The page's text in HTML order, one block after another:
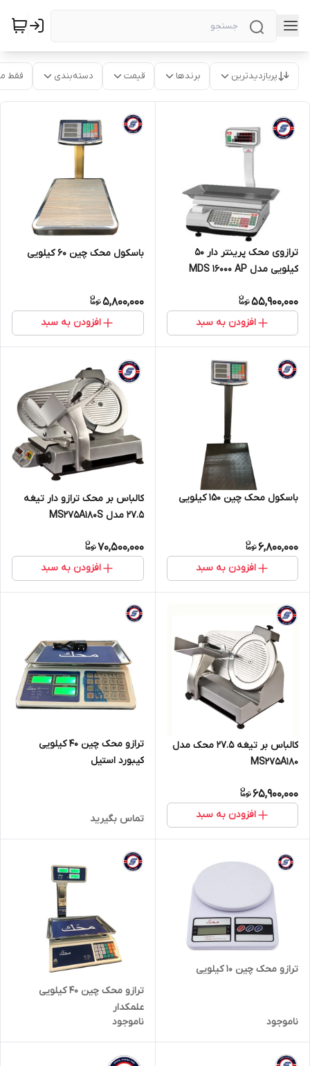
پربازدیدترین برندها قیمت دسته‌بندی فقط
ترازوی محک پرینتر دار 50
کیلویی مدل MDS 16000 AP
55,900,000
افزودن به سبد
باسکول محک چین 60 کیلویی
5,800,000
افزودن به سبد
باسکول محک چین 150 کیلویی
6,800,000
افزودن به سبد
کالباس بر محک ترازو دار تیغه
27.5 مدل MS275A180S
70,500,000
افزودن به سبد
کالباس بر تیغه 27.5 محک مدل
MS275A180
65,900,000
افزودن به سبد
ترازو محک چین 40 کیلویی
کیبورد استیل
تماس بگیرید
ترازو محک چین 10 کیلویی
ناموجود
ترازو محک چین 40 کیلویی
علمکدار
ناموجود